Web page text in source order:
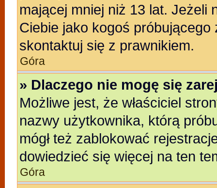
mającej mniej niż 13 lat. Jeżeli
Ciebie jako kogoś
skontaktuj się z prawnikiem.
Góra
» Dlaczego nie mogę się
Możliwe jest, że właściciel
nazwy użytkownika, którą
mógł też zablokować
dowiedzieć się więcej na ten
Góra